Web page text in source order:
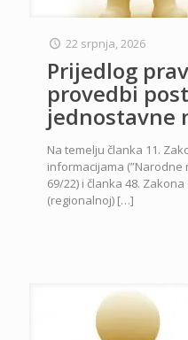
22 srpnja, 2026
Prijedlog
provedbi
jednostavne
Na temelju članka 11.
informacijama (”Narodne
69/22) i članka 48.
(regionalnoj) […]